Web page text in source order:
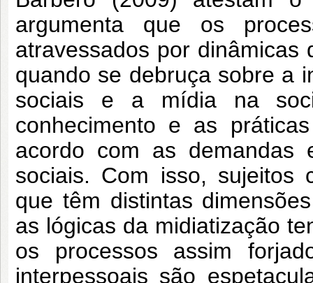
argumenta que os
atravessados por
quando se debruça sobre a
sociais e a mídia na
conhecimento e as
acordo com as demandas
sociais. Com isso, sujeitos
que têm distintas
as lógicas da midiatização
os processos assim
interpessoais são